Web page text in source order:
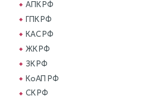
АПК РФ
ГПК РФ
КАС РФ
ЖК РФ
ЗК РФ
КоАП РФ
СК РФ